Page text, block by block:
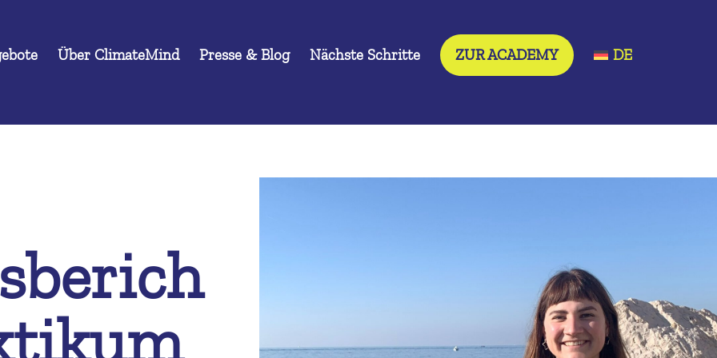
Über ClimateMind Presse & Blog Nächste Schritte ZUR ACADEMY DE